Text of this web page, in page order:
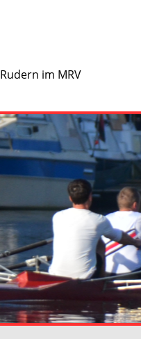
Rudern im MRV